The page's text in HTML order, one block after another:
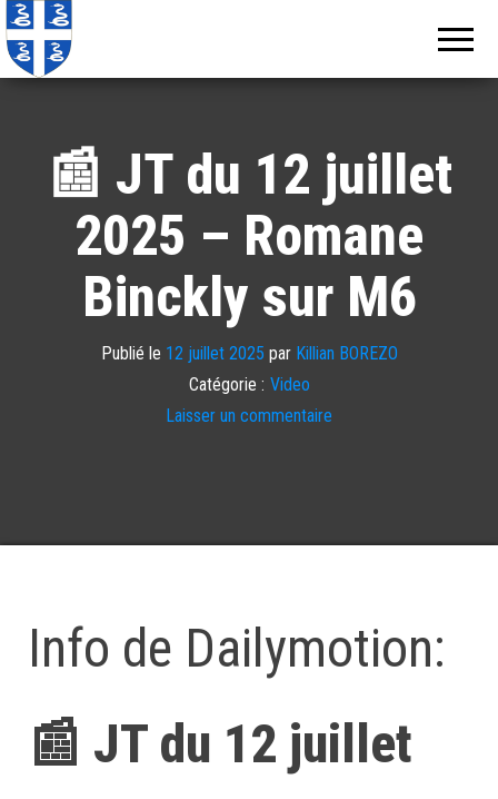
📰 JT du 12 juillet
2025 – Romane
Binckly sur M6
Publié le 12 juillet 2025 par Killian BOREZO
Catégorie : Video
Laisser un commentaire
Info de Dailymotion:
📰 JT du 12 juillet